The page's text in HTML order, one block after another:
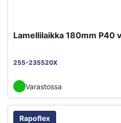
Lamellilaikka 180mm P40
255-235520X
Varastossa
Rapoflex